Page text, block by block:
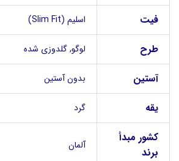
فیت اسلیم (Slim Fit)
طرح لوگو, گلدوزی شده
آستین بدون آستین
یقه گرد
کشور مبدأ
برند
آلمان